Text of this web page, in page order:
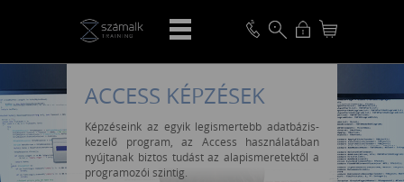
ACCESS KÉPZÉSEK
Képzéseink az egyik legismertebb adatbázis-
kezelő program, az Access használatában
nyújtanak biztos tudást az alapismeretektől a
programozói szintig.